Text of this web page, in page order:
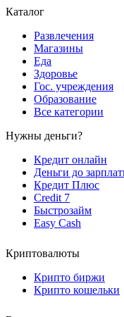
Каталог
Развлечения
Магазины
Еда
Здоровье
Гос. учреждения
Образование
Все категории
Нужны деньги?
Кредит онлайн
Деньги до
Кредит Плюс
Credit 7
Быстрозайм
Easy Cash
Криптовалюты
Крипто биржи
Крипто кошельки